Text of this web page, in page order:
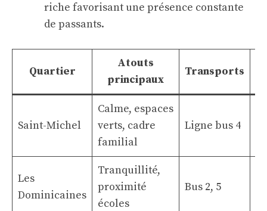
riche favorisant une présence constante
de passants.
Quartier
Atouts
principaux
Transports
Saint-Michel
Calme, espaces
verts, cadre
familial
Ligne bus 4
Les
Dominicaines
Tranquillité,
proximité
écoles
Bus 2, 5